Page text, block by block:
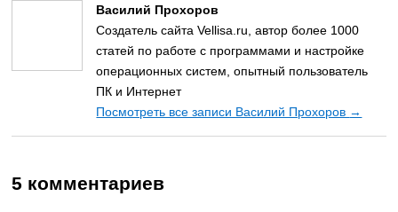
Василий Прохоров
Создатель сайта Vellisa.ru, автор более 1000
статей по работе с программами и настройке
операционных систем, опытный пользователь
ПК и Интернет
Посмотреть все записи Василий Прохоров →
5 комментариев